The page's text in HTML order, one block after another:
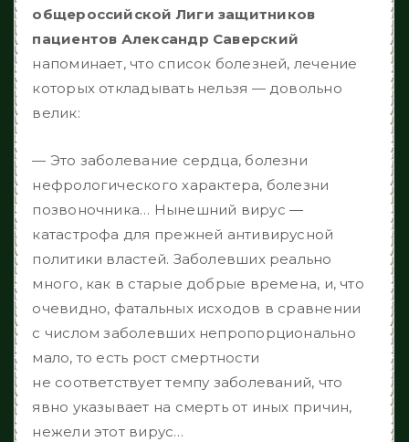
общероссийской Лиги защитников
пациентов Александр Саверский
напоминает, что список болезней, лечение
которых откладывать нельзя — довольно
велик:
— Это заболевание сердца, болезни
нефрологического характера, болезни
позвоночника… Нынешний вирус —
катастрофа для прежней антивирусной
политики властей. Заболевших реально
много, как в старые добрые времена, и, что
очевидно, фатальных исходов в сравнении
с числом заболевших непропорционально
мало, то есть рост смертности
не соответствует темпу заболеваний, что
явно указывает на смерть от иных причин,
нежели этот вирус…